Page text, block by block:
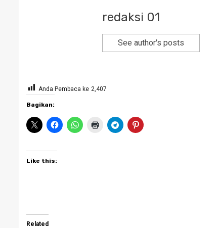
redaksi 01
See author's posts
Anda Pembaca ke 2,407
Bagikan:
Like this:
Related